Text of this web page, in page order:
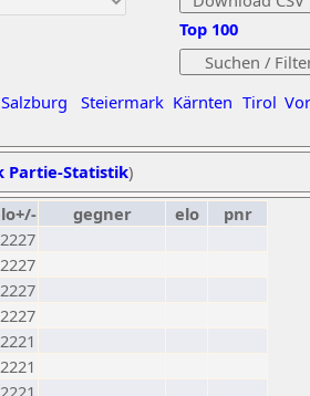
Salzburg Steiermark Kärnten Tirol
Top 100
Partie-Statistik)
gegner elo
pnr
2227
2227
2227
2227
2221
2221
2221